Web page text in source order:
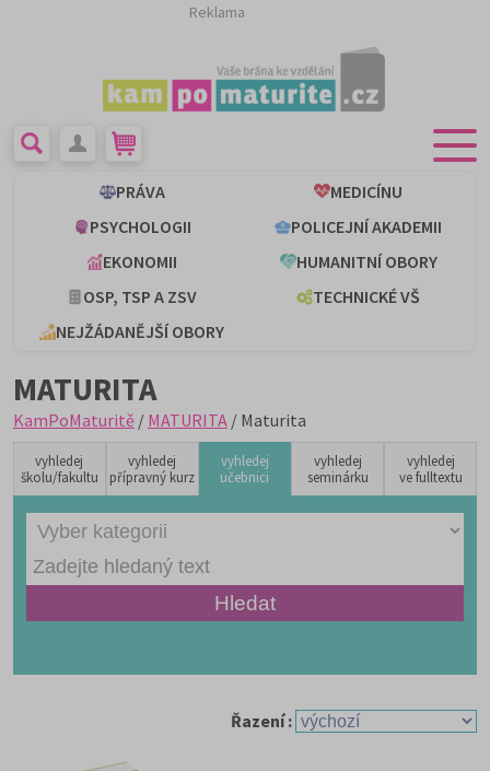
Reklama
PRÁVA
MEDICÍNU
PSYCHOLOGII
POLICEJNÍ AKADEMII
EKONOMII
HUMANITNÍ OBORY
OSP, TSP A ZSV
TECHNICKÉ VŠ
NEJŽÁDANĚJŠÍ OBORY
MATURITA
KamPoMaturitě / MATURITA / Maturita
vyhledej
školu/fakultu
vyhledej
přípravný kurz
vyhledej
učebnici
vyhledej
seminárku
vyhledej
ve fulltextu
Řazení :